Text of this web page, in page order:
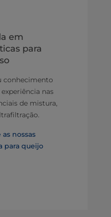
em
para
conhecimento
nas
de mistura,
nossas
para queijo